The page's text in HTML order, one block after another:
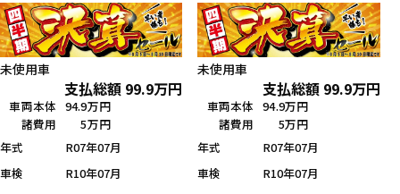
未使用車
支払総額 99.9万円
車両本体 94.9万円
諸費用
5万円
年式
R07年07月
車検
R10年07月
未使用車
支払総額 99.9万円
車両本体 94.9万円
諸費用
5万円
年式
R07年07月
車検
R10年07月